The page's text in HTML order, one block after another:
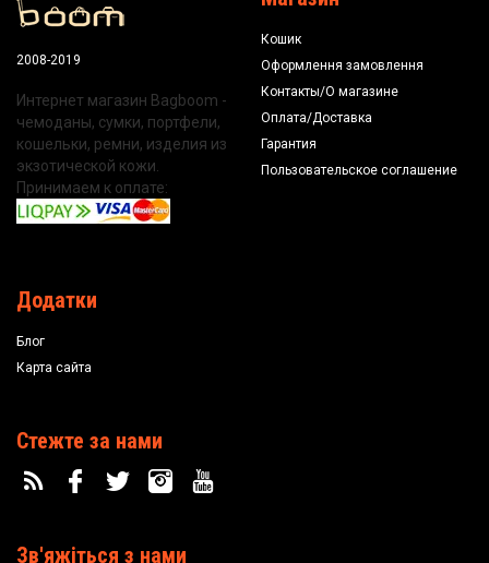
2008-2019
Интернет магазин Bagboom -
чемоданы, сумки, портфели,
кошельки, ремни, изделия из
экзотической кожи.
Принимаем к оплате:
Кошик
Оформлення замовлення
Контакты/О магазине
Оплата/Доставка
Гарантия
Пользовательское соглашение
Додатки
Блог
Карта сайта
Стежте за нами
Зв'яжіться з нами